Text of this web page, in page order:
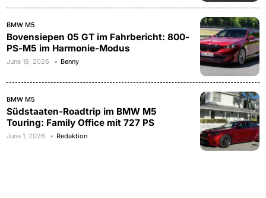
BMW M5
Bovensiepen 05 GT im Fahrbericht: 800-
PS-M5 im Harmonie-Modus
June 18, 2026 Benny
BMW M5
Südstaaten-Roadtrip im BMW M5
Touring: Family Office mit 727 PS
June 1, 2026 Redaktion